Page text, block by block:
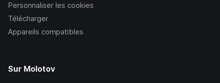
Personnaliser les cookies
Télécharger
Appareils compatibles
Sur Molotov